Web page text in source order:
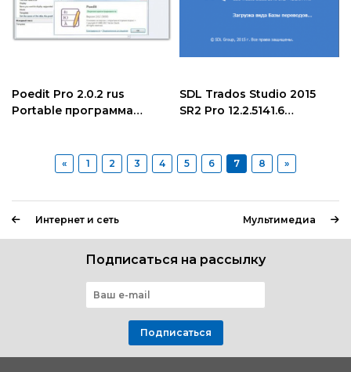
Poedit Pro 2.0.2 rus
Portable программа
SDL Trados Studio 2015
SR2 Pro 12.2.5141.6
« 1 2 3 4 5 6 7 8 »
Интернет и сеть Мультимедиа
Подписаться на рассылку
Подписаться